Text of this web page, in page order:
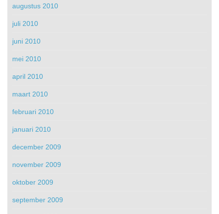
augustus 2010
juli 2010
juni 2010
mei 2010
april 2010
maart 2010
februari 2010
januari 2010
december 2009
november 2009
oktober 2009
september 2009